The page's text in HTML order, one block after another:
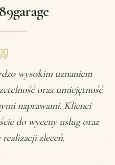
wysokim uznaniem
oraz umiejętność
naprawami. Klienci
do wyceny usług oraz
zleceń.